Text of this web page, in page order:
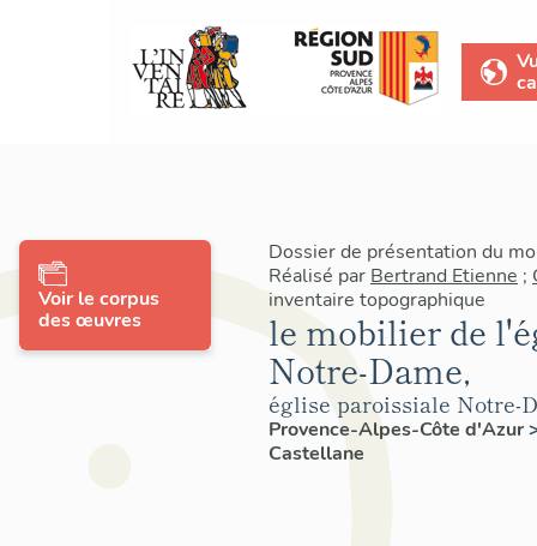
Dossier de présentation du
Réalisé par Bertrand Etienne ;
inventaire topographique
le mobilier de
Notre-Dame,
église paroissiale Notre-
Provence-Alpes-Côte d'Azur
Castellane
Voir le corpus
des œuvres